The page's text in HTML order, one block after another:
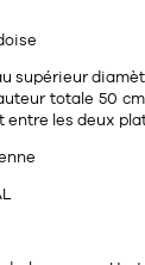
Divers
supérieur
totale 50
entre les deux